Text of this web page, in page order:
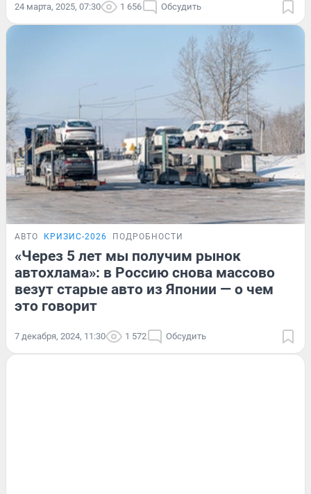
24 марта, 2025, 07:30 1 656 Обсудить
АВТО КРИЗИС-2026 ПОДРОБНОСТИ
«Через 5 лет мы получим рынок
автохлама»: в Россию снова массово
везут старые авто из Японии — о чем
это говорит
7 декабря, 2024, 11:30 1 572 Обсудить